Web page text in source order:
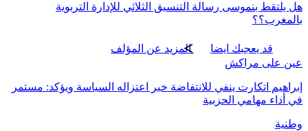
هل يلتقط بنموسى رسالة التنسيق الثلاثي للإدارة التربوية
بالمغرب؟؟
قد يعجبك ايضا
المزيد عن المؤلف
عين على مراكش
إبراهيم اتكارت ينفي للانتفاضة خبر اعتزاله السياسة ويؤكد: مستمر
في أداء مهامي الحزبية
وطنية